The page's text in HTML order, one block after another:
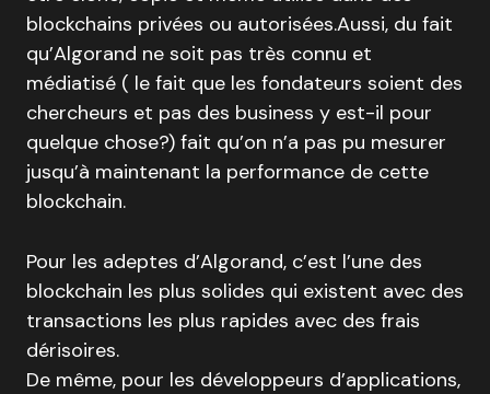
blockchains privées ou autorisées.Aussi, du fait
qu’Algorand ne soit pas très connu et
médiatisé ( le fait que les fondateurs soient des
chercheurs et pas des business y est-il pour
quelque chose?) fait qu’on n’a pas pu mesurer
jusqu’à maintenant la performance de cette
blockchain.
Pour les adeptes d’Algorand, c’est l’une des
blockchain les plus solides qui existent avec des
transactions les plus rapides avec des frais
dérisoires.
De même, pour les développeurs d’applications,